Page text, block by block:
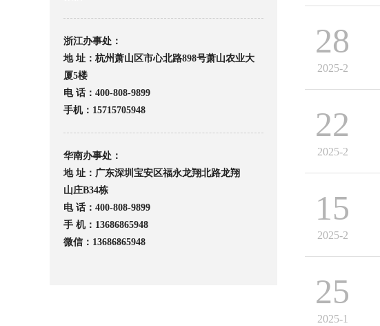
浙江办事处：
地 址：杭州萧山区市心北路898号萧山农业大
厦5楼
电 话：400-808-9899
手机：15715705948
华南办事处：
地 址：广东深圳宝安区福永龙翔北路龙翔
山庄B34栋
电 话：400-808-9899
手 机：13686865948
微信：13686865948
28
2025-2
22
2025-2
15
2025-2
25
2025-1